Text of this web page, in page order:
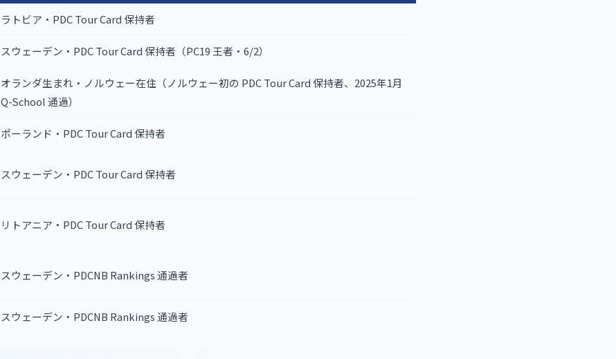
ラトビア・PDC Tour Card 保持者
スウェーデン・PDC Tour Card 保持者（PC19 王者・6/2）
オランダ生まれ・ノルウェー在住（ノルウェー初の PDC Tour Card 保持者、2025年1月
Q-School 通過）
ポーランド・PDC Tour Card 保持者
スウェーデン・PDC Tour Card 保持者
リトアニア・PDC Tour Card 保持者
スウェーデン・PDCNB Rankings 通過者
スウェーデン・PDCNB Rankings 通過者